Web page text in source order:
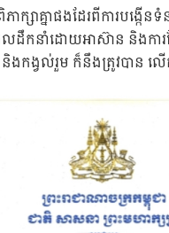
ាក្សាគ្នាផងដែរពីការបង្ក
លដឹកនាំដោយអាស៊ាន និងកា
ងកង្វល់រួម ក៏នឹងត្រូវបាន ល